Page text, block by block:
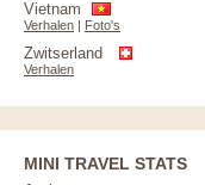
Vietnam
Verhalen | Foto's
Zwitserland
Verhalen
MINI TRAVEL STATS